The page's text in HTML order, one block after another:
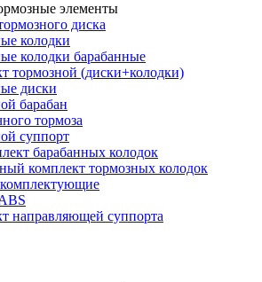
элементы
диска
колодки
колодки барабанные
тормозной (диски+колодки)
диски
барабан
тормоза
суппорт
барабанных колодок
комплект тормозных колодок
направляющей суппорта